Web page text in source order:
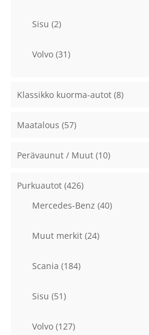
Sisu (2)
Volvo (31)
Klassikko kuorma-autot (8)
Maatalous (57)
Perävaunut / Muut (10)
Purkuautot (426)
Mercedes-Benz (40)
Muut merkit (24)
Scania (184)
Sisu (51)
Volvo (127)